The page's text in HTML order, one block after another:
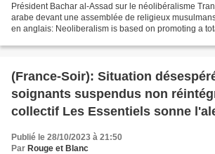
Président Bachar al-Assad sur le néolibéralisme
arabe devant une assemblée de religieux
en anglais: Neoliberalism is based on promoting a
(France-Soir): Situation
soignants suspendus non
collectif Les Essentiels sonne
Publié le 28/10/2023 à 21:50
Par Rouge et Blanc